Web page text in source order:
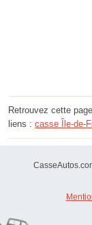
Retrouvez cette
liens : casse Île-de-